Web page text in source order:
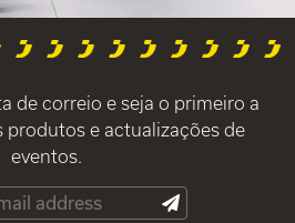
de correio e seja o primeiro a
produtos e actualizações de
eventos.